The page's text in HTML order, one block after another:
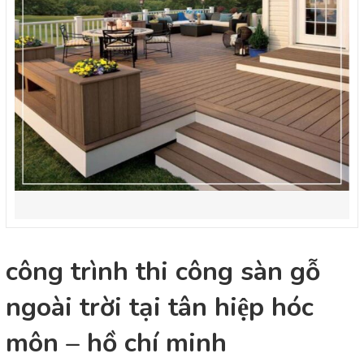
công trình thi công sàn gỗ
ngoài trời tại tân hiệp hóc
môn – hồ chí minh